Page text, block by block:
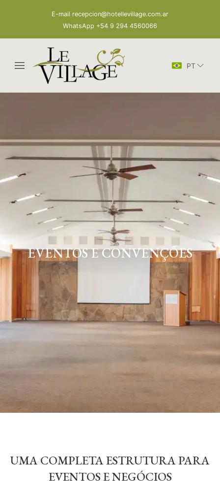
E-mail recepcion@hotellevillage.com.ar
WhatsApp +54 9 294 4560066
PT
EVENTOS E CONVENÇÕES
UMA COMPLETA ESTRUTURA PARA
EVENTOS E NEGÓCIOS